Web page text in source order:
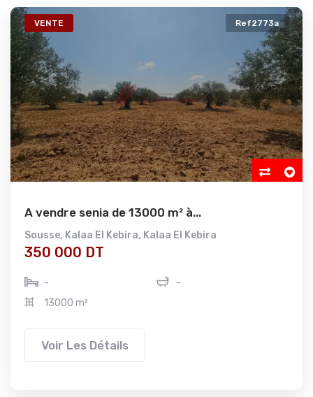
VENTE Ref2773a
A vendre senia de 13000 m² à...
Sousse, Kalaa El Kebira, Kalaa El Kebira
350 000 DT
-
-
13000 m²
Voir Les Détails